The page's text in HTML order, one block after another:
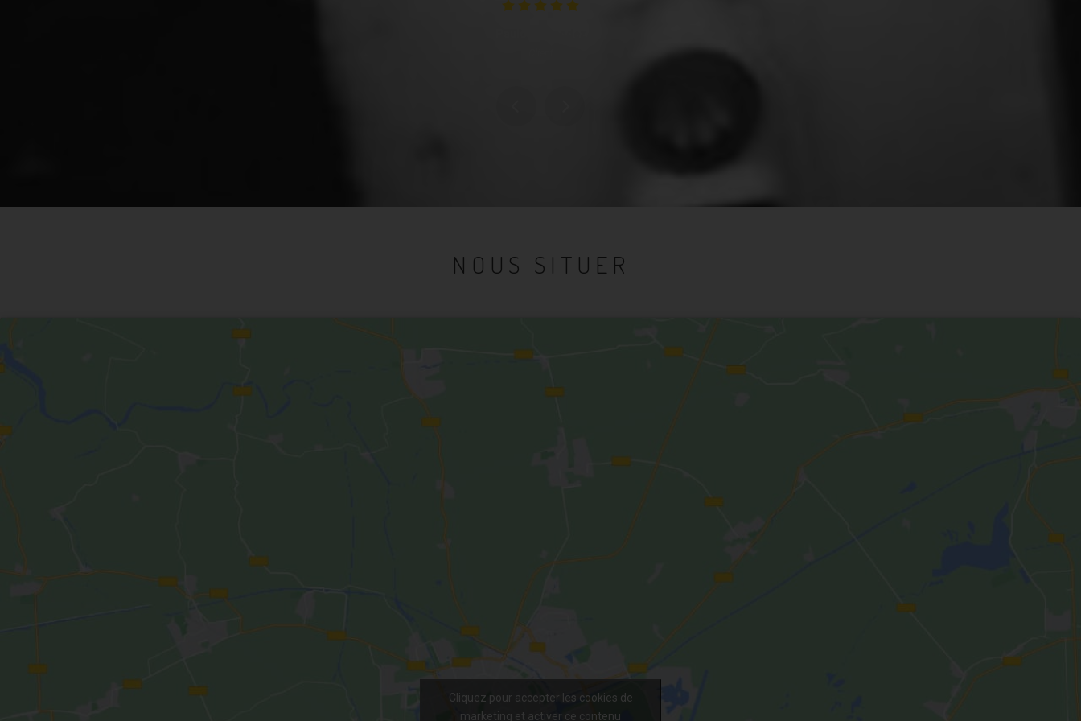
NOUS SITUER
Cliquez pour accepter les cookies de
marketing et activer ce contenu